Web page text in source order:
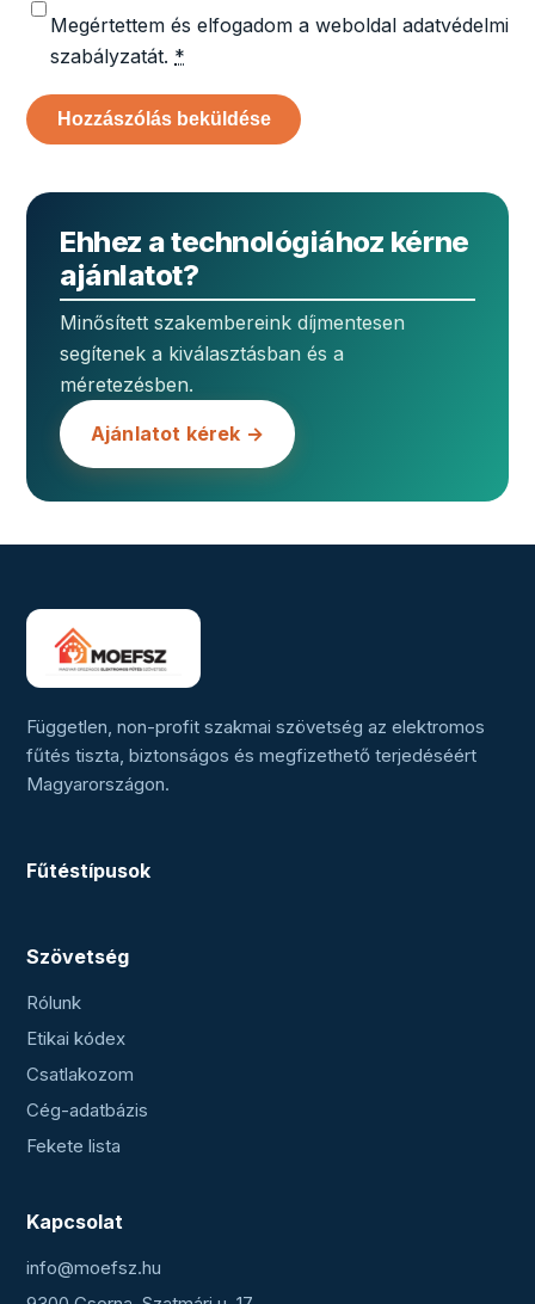
Megértettem és elfogadom a weboldal adatvédelmi
szabályzatát. *
Ehhez a technológiához kérne
ajánlatot?
Minősített szakembereink díjmentesen
segítenek a kiválasztásban és a
méretezésben.
Ajánlatot kérek →
Független, non-profit szakmai szövetség az elektromos
fűtés tiszta, biztonságos és megfizethető terjedéséért
Magyarországon.
Fűtéstípusok
Szövetség
Rólunk
Etikai kódex
Csatlakozom
Cég-adatbázis
Fekete lista
Kapcsolat
info@moefsz.hu